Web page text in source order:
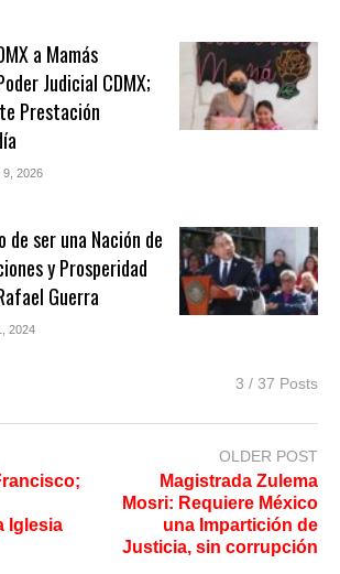
a Mamás
Judicial CDMX;
Prestación
9, 2026
de ser una Nación de
y Prosperidad
Guerra
2024
3 / 37 Posts
Iglesia
OLDER POST
Magistrada Zulema
Mosri: Requiere México
una Impartición de
Justicia, sin corrupción